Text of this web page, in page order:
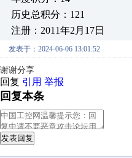
历史总积分：121
注册：2011年2月17日
发表于：2024-06-06 13:01:52
谢谢分享
回复 引用 举报
回复本条
发表回复